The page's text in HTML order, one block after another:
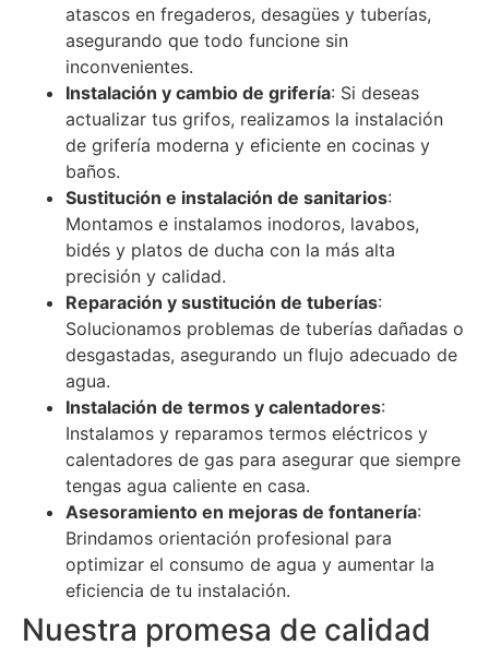
atascos en fregaderos, desagües y tuberías,
asegurando que todo funcione sin
inconvenientes.
Instalación y cambio de grifería: Si deseas
actualizar tus grifos, realizamos la instalación
de grifería moderna y eficiente en cocinas y
baños.
Sustitución e instalación de sanitarios:
Montamos e instalamos inodoros, lavabos,
bidés y platos de ducha con la más alta
precisión y calidad.
Reparación y sustitución de tuberías:
Solucionamos problemas de tuberías dañadas o
desgastadas, asegurando un flujo adecuado de
agua.
Instalación de termos y calentadores:
Instalamos y reparamos termos eléctricos y
calentadores de gas para asegurar que siempre
tengas agua caliente en casa.
Asesoramiento en mejoras de fontanería:
Brindamos orientación profesional para
optimizar el consumo de agua y aumentar la
eficiencia de tu instalación.
Nuestra promesa de calidad